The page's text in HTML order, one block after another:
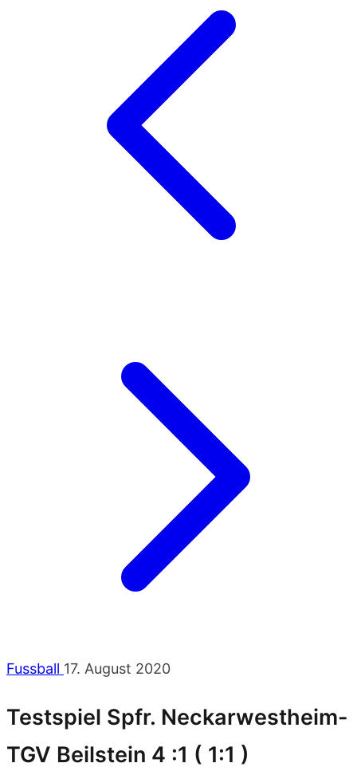
Fussball 17. August 2020
Testspiel Spfr. Neckarwestheim-
TGV Beilstein 4 :1 ( 1:1 )